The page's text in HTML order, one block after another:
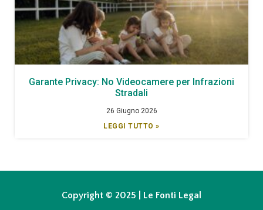
Garante Privacy: No Videocamere per Infrazioni
Stradali
26 Giugno 2026
LEGGI TUTTO »
Copyright © 2025 | Le Fonti Legal